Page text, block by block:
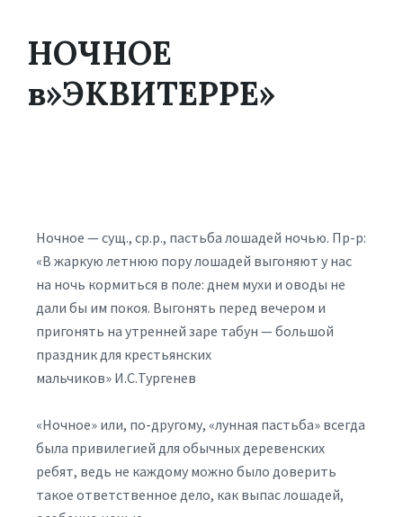
НОЧНОЕ
в»ЭКВИТЕРРЕ»
Ночное — сущ., ср.р., пастьба лошадей ночью. Пр-р:
«В жаркую летнюю пору лошадей выгоняют у нас
на ночь кормиться в поле: днем мухи и оводы не
дали бы им покоя. Выгонять перед вечером и
пригонять на утренней заре табун — большой
праздник для крестьянских
мальчиков» И.С.Тургенев
«Ночное» или, по-другому, «лунная пастьба» всегда
была привилегией для обычных деревенских
ребят, ведь не каждому можно было доверить
такое ответственное дело, как выпас лошадей,